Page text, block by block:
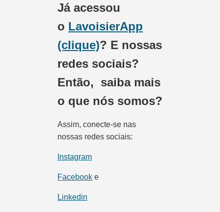
Já acessou
o LavoisierApp
(clique)? E nossas
redes sociais?
Então, saiba mais
o que nós somos?
Assim, conecte-se nas
nossas redes sociais:
Instagram
Facebook e
Linkedin